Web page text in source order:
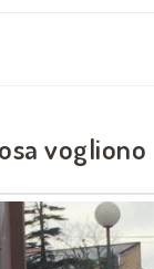
vogliono